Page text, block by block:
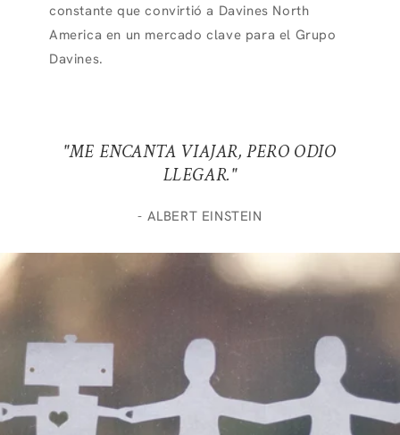
constante que convirtió a Davines North
America en un mercado clave para el Grupo
Davines.
"ME ENCANTA VIAJAR, PERO ODIO
LLEGAR."
- ALBERT EINSTEIN